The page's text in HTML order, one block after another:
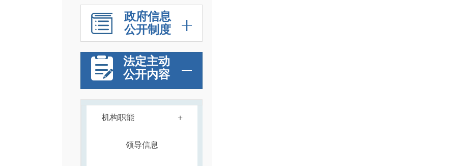
政府信息
公开制度
法定主动
公开内容
机构职能 +
领导信息